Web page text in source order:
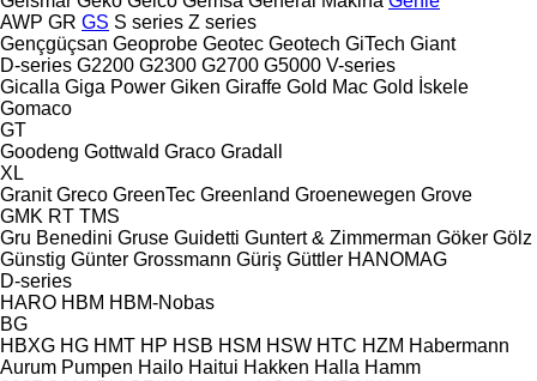
AWP GR GS S series Z series
Gençgüçsan Geoprobe Geotec Geotech GiTech Giant
D-series G2200 G2300 G2700 G5000 V-series
Gicalla Giga Power Giken Giraffe Gold Mac Gold İskele
Gomaco
GT
Goodeng Gottwald Graco Gradall
XL
Granit Greco GreenTec Greenland Groenewegen Grove
GMK RT TMS
Gru Benedini Gruse Guidetti Guntert & Zimmerman Göker Gölz
Günstig Günter Grossmann Güriş Güttler HANOMAG
D-series
HARO HBM HBM-Nobas
BG
HBXG HG HMT HP HSB HSM HSW HTC HZM Habermann
Aurum Pumpen Hailo Haitui Hakken Halla Hamm